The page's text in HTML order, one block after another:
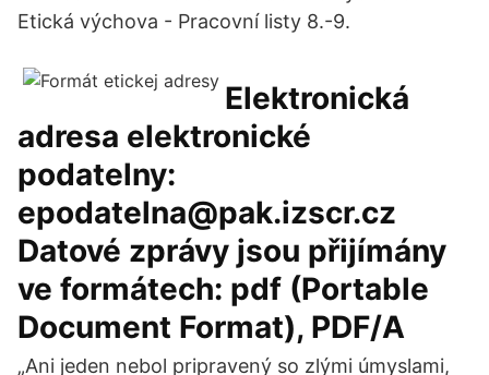
Etická výchova - Pracovní listy 8.-9.
Elektronická
adresa elektronické
podatelny:
epodatelna@pak.izscr.cz
Datové zprávy jsou přijímány
ve formátech: pdf (Portable
Document Format), PDF/A
„Ani jeden nebol pripravený so zlými úmyslami,